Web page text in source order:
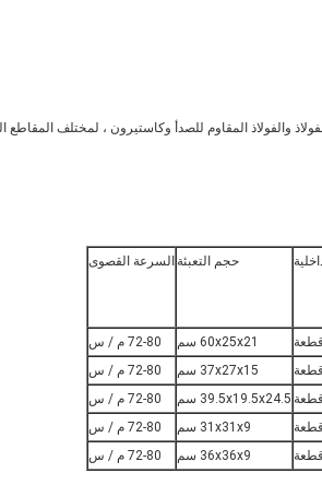
والفولاذ المقاوم للصدأ وكاستيرون ، لمختلف
حجم التعبئة السرعة القصوى
60x25x21 سم
72-80 م / س
37x27x15 سم
72-80 م / س
39.5x19.5x24.5 سم
72-80 م / س
31x31x9 سم
72-80 م / س
36x36x9 سم 72-80 م / س